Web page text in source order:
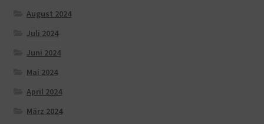
August 2024
Juli 2024
Juni 2024
Mai 2024
April 2024
März 2024